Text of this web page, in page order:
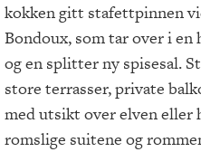
kokken gitt stafettpinnen
Bondoux, som tar over i
og en splitter ny spisesal.
store terrasser, private
med utsikt over elven eller
romslige suitene og